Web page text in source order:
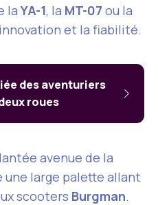
laYA-1, la MT-07 ou la
et la fiabilité.
des aventuriers
roues
avenue de la
une large palette allant
scooters Burgman.